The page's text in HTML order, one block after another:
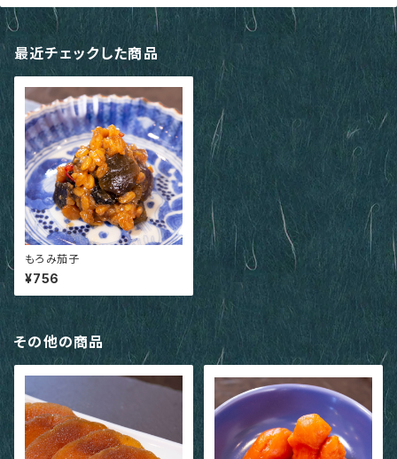
最近チェックした商品
もろみ茄子
¥756
その他の商品